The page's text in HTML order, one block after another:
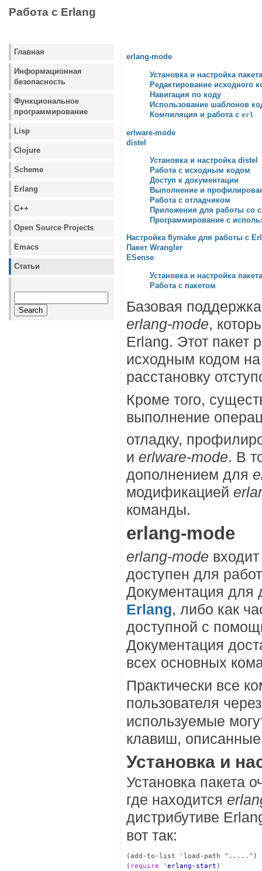
Работа с Erlang
Главная
Информационная
безопасность
Функциональное
программирование
Lisp
Clojure
Scheme
Erlang
C++
Open Source Projects
Emacs
Статьи
erlang-mode
Установка и настройка пакета
Редактирование исходного
Навигация по коду
Использование шаблонов
Компиляция и работа с erl
erlware-mode
distel
Установка и настройка distel
Работа с исходным кодом
Доступ к документации
Выполнение и
Работа с отладчиком
Приложения для работы со
Программирование с
Настройка flymake для работы с
Пакет Wrangler
ESense
Установка и настройка пакета
Работа с пакетом
Базовая
erlang-mode,
Erlang. Этот пакет
исходным кодом
расстановку
Кроме того,
выполнение
отладку,
и erlware-mode. В
дополнением для
модификацией
команды.
erlang-mode
erlang-mode
доступен для
Документация для
Erlang, либо как
доступной с
Документация
всех основных
Практически все
пользователя
используемые
клавиш,
Установка и
Установка пакета
где находится
дистрибутиве
вот так:
(add-to-list 'load-path "....." )
( require ' erlang-start )